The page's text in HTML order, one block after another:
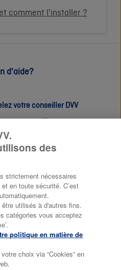
comment l'installer ?
d'aide?
votre conseiller DVV
un conseiller
posées MyDVV
de nos conseillers
à un conseiller DVV
des
strictement nécessaires
en toute sécurité. C’est
utilisés à d'autres fins.
catégories vous acceptez
politique en matière de
choix via “Cookies” en